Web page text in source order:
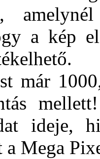
a kép
már
ideje,
a Mega